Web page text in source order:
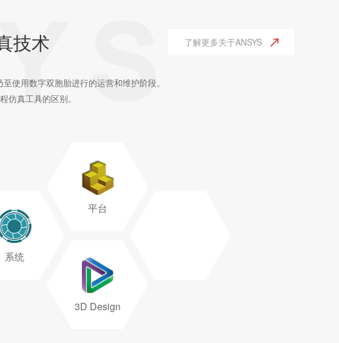
技术
使用数字双胞胎进行的运营和维护阶段。
仿真工具的区别。
了解更多关于ANSYS
系统
平台
3D Design